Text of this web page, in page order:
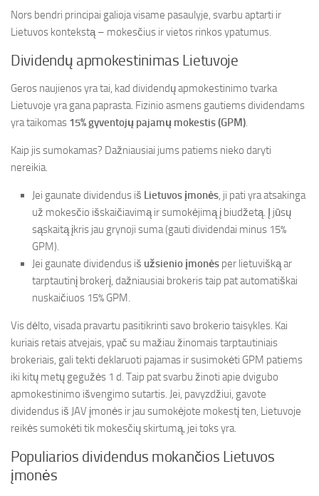
Nors bendri principai galioja visame pasaulyje, svarbu aptarti ir
Lietuvos kontekstą – mokesčius ir vietos rinkos ypatumus.
Dividendų apmokestinimas Lietuvoje
Geros naujienos yra tai, kad dividendų apmokestinimo tvarka
Lietuvoje yra gana paprasta. Fizinio asmens gautiems dividendams
yra taikomas 15% gyventojų pajamų mokestis (GPM).
Kaip jis sumokamas? Dažniausiai jums patiems nieko daryti
nereikia.
Jei gaunate dividendus iš Lietuvos įmonės, ji pati yra atsakinga
už mokesčio išskaičiavimą ir sumokėjimą į biudžetą. Į jūsų
sąskaitą įkris jau grynoji suma (gauti dividendai minus 15%
GPM).
Jei gaunate dividendus iš užsienio įmonės per lietuvišką ar
tarptautinį brokerį, dažniausiai brokeris taip pat automatiškai
nuskaičiuos 15% GPM.
Vis dėlto, visada pravartu pasitikrinti savo brokerio taisykles. Kai
kuriais retais atvejais, ypač su mažiau žinomais tarptautiniais
brokeriais, gali tekti deklaruoti pajamas ir susimokėti GPM patiems
iki kitų metų gegužės 1 d. Taip pat svarbu žinoti apie dvigubo
apmokestinimo išvengimo sutartis. Jei, pavyzdžiui, gavote
dividendus iš JAV įmonės ir jau sumokėjote mokestį ten, Lietuvoje
reikės sumokėti tik mokesčių skirtumą, jei toks yra.
Populiarios dividendus mokančios Lietuvos
įmonės